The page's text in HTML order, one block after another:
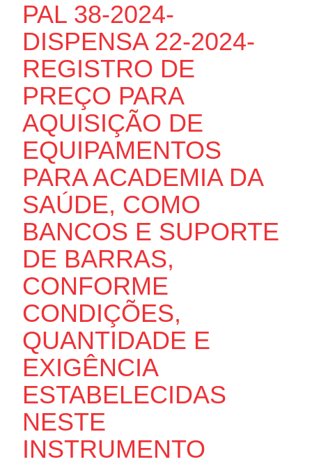
PAL 38-2024-
DISPENSA 22-2024-
REGISTRO DE
PREÇO PARA
AQUISIÇÃO DE
EQUIPAMENTOS
PARA ACADEMIA DA
SAÚDE, COMO
BANCOS E SUPORTE
DE BARRAS,
CONFORME
CONDIÇÕES,
QUANTIDADE E
EXIGÊNCIA
ESTABELECIDAS
NESTE
INSTRUMENTO